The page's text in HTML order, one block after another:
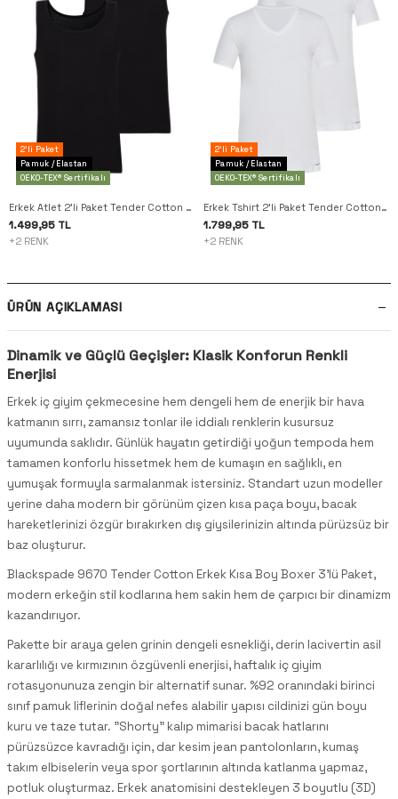
2'li Paket
Pamuk / Elastan
OEKO-TEX® Sertifikalı
Erkek Atlet 2'li Paket Tender Cotton 9678 - Siyah
1.499,95 TL
+2 RENK
2'li Paket
Pamuk / Elastan
OEKO-TEX® Sertifikalı
Erkek Tshirt 2'li Paket Tender Cotton 9671 - Beyaz
1.799,95 TL
+2 RENK
ÜRÜN AÇIKLAMASI
Dinamik ve Güçlü Geçişler: Klasik Konforun Renkli
Enerjisi
Erkek iç giyim çekmecesine hem dengeli hem de enerjik bir hava
katmanın sırrı, zamansız tonlar ile iddialı renklerin kusursuz
uyumunda saklıdır. Günlük hayatın getirdiği yoğun tempoda hem
tamamen konforlu hissetmek hem de kumaşın en sağlıklı, en
yumuşak formuyla sarmalanmak istersiniz. Standart uzun modeller
yerine daha modern bir görünüm çizen kısa paça boyu, bacak
hareketlerinizi özgür bırakırken dış giysilerinizin altında pürüzsüz bir
baz oluşturur.
Blackspade 9670 Tender Cotton Erkek Kısa Boy Boxer 3'lü Paket,
modern erkeğin stil kodlarına hem sakin hem de çarpıcı bir dinamizm
kazandırıyor.
Pakette bir araya gelen grinin dengeli esnekliği, derin lacivertin asil
kararlılığı ve kırmızının özgüvenli enerjisi, haftalık iç giyim
rotasyonunuza zengin bir alternatif sunar. %92 oranındaki birinci
sınıf pamuk liflerinin doğal nefes alabilir yapısı cildinizi gün boyu
kuru ve taze tutar. "Shorty" kalıp mimarisi bacak hatlarını
pürüzsüzce kavradığı için, dar kesim jean pantolonların, kumaş
takım elbiselerin veya spor şortlarının altında katlanma yapmaz,
potluk oluşturmaz. Erkek anatomisini destekleyen 3 boyutlu (3D)